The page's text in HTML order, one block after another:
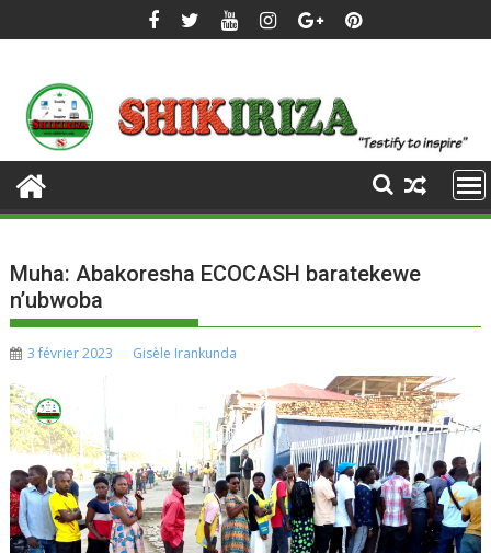
to
Muha: Abakoresha ECOCASH baratekewe
n’ubwoba
3 février 2023 Gisèle Irankunda